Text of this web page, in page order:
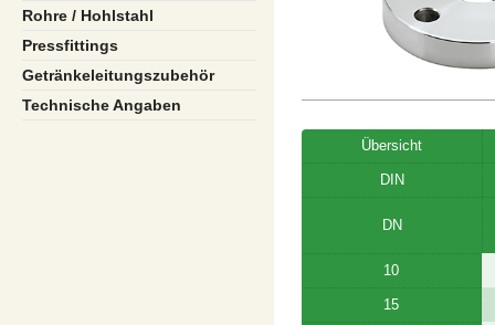
Rohre / Hohlstahl
Pressfittings
Getränkeleitungszubehör
Technische Angaben
Übersicht
DIN
DN
10
15